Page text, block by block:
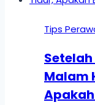
Tips
Malam